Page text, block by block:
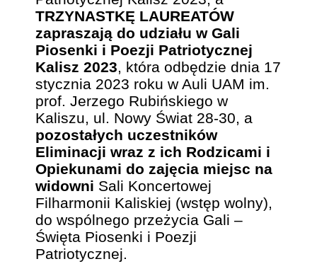
TRZYNASTKĘ LAUREATÓW
zapraszają do udziału w Gali
Piosenki i Poezji Patriotycznej
Kalisz 2023, która odbędzie dnia 17
stycznia 2023 roku w Auli UAM im.
prof. Jerzego Rubińskiego w
Kaliszu, ul. Nowy Świat 28-30, a
pozostałych uczestników
Eliminacji wraz z ich Rodzicami i
Opiekunami do zajęcia miejsc na
widowni Sali Koncertowej
Filharmonii Kaliskiej (wstęp wolny),
do wspólnego przeżycia Gali –
Święta Piosenki i Poezji
Patriotycznej.